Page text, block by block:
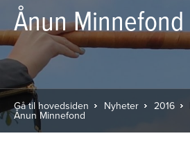
Ånun Minnefond
Gå til hovedsiden Nyheter 2016
Ånun Minnefond